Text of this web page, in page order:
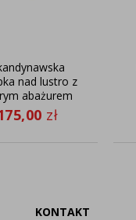
nad lustro z
abażurem
VELUR
zł
KONTAKT